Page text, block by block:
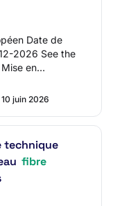
Date de
2026 See the
en
- Mise en
10 juin 2026
technique
fibre